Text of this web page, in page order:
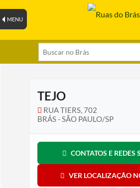
MENU
TEJO
RUA TIERS, 702
BRÁS - SÃO PAULO/SP
CONTATOS E REDES
VER LOCALIZAÇÃO